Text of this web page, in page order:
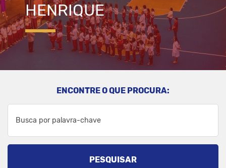
HENRIQUE
ENCONTRE O QUE PROCURA:
PESQUISAR